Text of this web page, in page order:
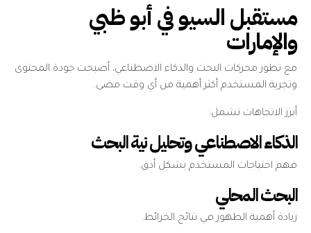
مستقبل السيو في أبو ظبي
والإمارات
مع تطور محركات البحث والذكاء الاصطناعي، أصبحت جودة المحتوى
وتجربة المستخدم أكثر أهمية من أي وقت مضى.
أبرز الاتجاهات تشمل:
الذكاء الاصطناعي وتحليل نية البحث
فهم احتياجات المستخدم بشكل أدق.
البحث المحلي
زيادة أهمية الظهور في نتائج الخرائط.